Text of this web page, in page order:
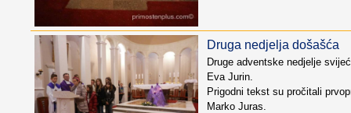
Druga nedjelja došašća
Druge adventske nedjelje
Eva Jurin.
Prigodni tekst su pročitali
Marko Juras.